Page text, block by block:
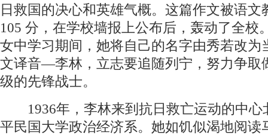
日救国的决心和英雄气概。这篇作文被语文
105 分，在学校墙报上公布后，轰动了全校
女中学习期间，她将自己的名字由秀若改为
文译音—李林，立志要追随列宁，努力争取
级的先锋战士。
1936年，李林来到抗日救亡运动的中心
平民国大学政治经济系。她如饥似渴地阅读